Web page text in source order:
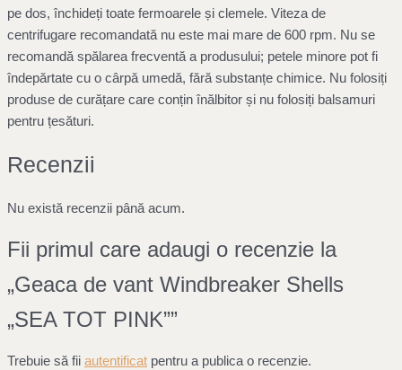
pe dos, închideți toate fermoarele și clemele. Viteza de
centrifugare recomandată nu este mai mare de 600 rpm. Nu se
recomandă spălarea frecventă a produsului; petele minore pot fi
îndepărtate cu o cârpă umedă, fără substanțe chimice. Nu folosiți
produse de curățare care conțin înălbitor și nu folosiți balsamuri
pentru țesături.
Recenzii
Nu există recenzii până acum.
Fii primul care adaugi o recenzie la
„Geaca de vant Windbreaker Shells
„SEA TOT PINK””
Trebuie să fii autentificat pentru a publica o recenzie.